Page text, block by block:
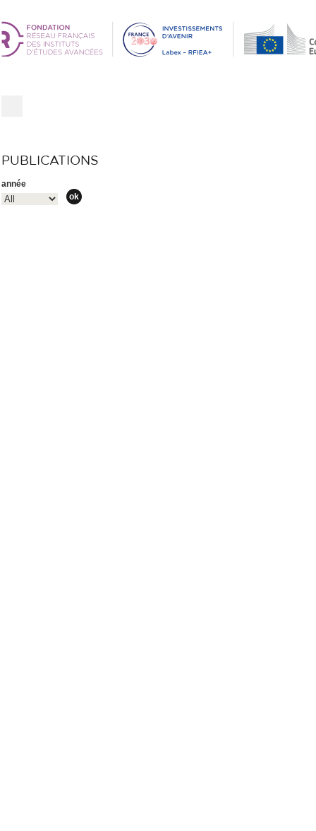
PUBLICATIONS
année